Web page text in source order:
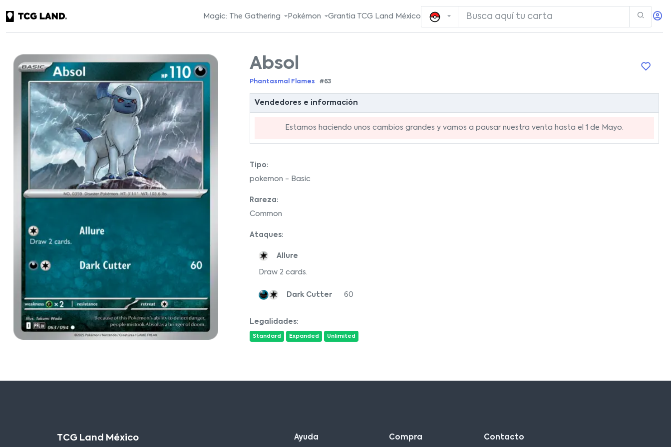
Magic: The Gathering Pokémon Grantia TCG Land México
Absol
Phantasmal Flames #63
Vendedores e información
Estamos haciendo unos cambios grandes y vamos a pausar nuestra venta hasta el 1 de Mayo.
Tipo:
pokemon - Basic
Rareza:
Common
Ataques:
Allure
Draw 2 cards.
Dark Cutter 60
Legalidades:
Standard Expanded Unlimited
TCG Land México Ayuda Compra Contacto